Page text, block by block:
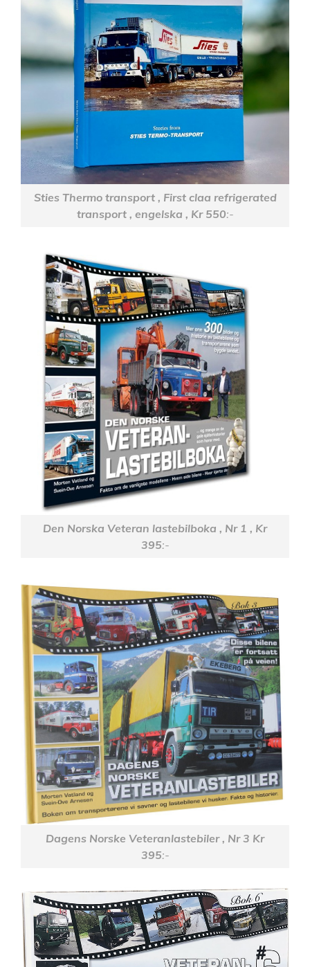
Sties Thermo transport , First claa refrigerated
transport , engelska , Kr 550:-
Den Norska Veteran lastebilboka , Nr 1 , Kr
395:-
Dagens Norske Veteranlastebiler , Nr 3 Kr
395:-